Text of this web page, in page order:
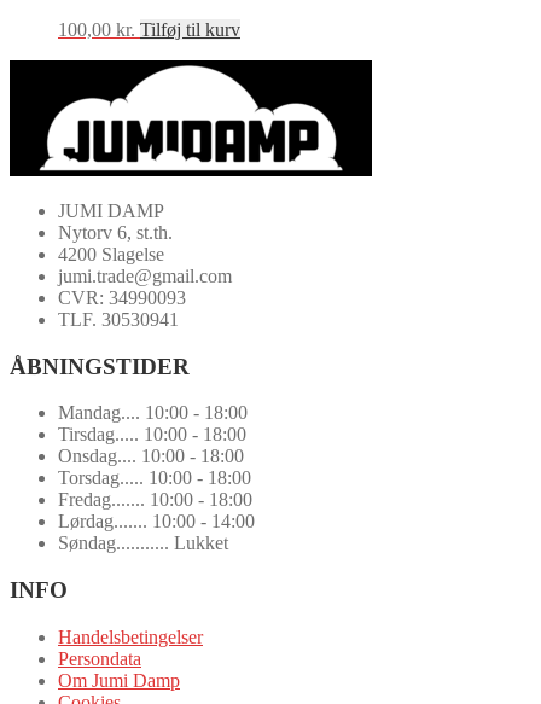
100,00 kr. Tilføj til kurv
JUMI DAMP
Nytorv 6, st.th.
4200 Slagelse
jumi.trade@gmail.com
CVR: 34990093
TLF. 30530941
ÅBNINGSTIDER
Mandag.... 10:00 - 18:00
Tirsdag..... 10:00 - 18:00
Onsdag.... 10:00 - 18:00
Torsdag..... 10:00 - 18:00
Fredag....... 10:00 - 18:00
Lørdag....... 10:00 - 14:00
Søndag........... Lukket
INFO
Handelsbetingelser
Persondata
Om Jumi Damp